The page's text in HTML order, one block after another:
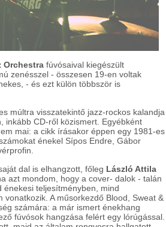
Orchestra fúvósaival kiegészült
zenésszel - összesen 19-en voltak
- és ezt külön többször is
múltra visszatekintő jazz-rockos kalandja
inkább CD-ről közismert. Egyébként
mai: a cikk írásakor éppen egy 1981-es
énekel Sípos Endre, Gábor
dal is elhangzott, főleg László Attila
azt mondom, hogy a cover- dalok - talán
énekesi teljesítményben, mind
A műsorkezdő Blood, Sweat &
számára: a már ismert énekhang
fúvósok hangzása felért egy lórúgással.